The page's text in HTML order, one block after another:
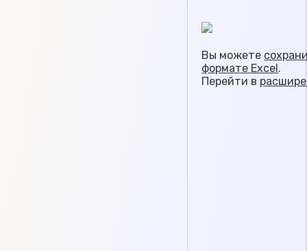
Вы можете
формате Excel .
Перейти в